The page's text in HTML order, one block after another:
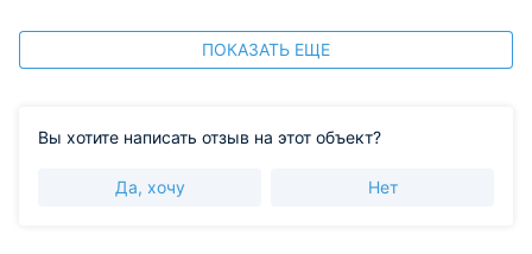
ПОКАЗАТЬ ЕЩЕ
Вы хотите написать отзыв на этот объект?
Да, хочу Нет